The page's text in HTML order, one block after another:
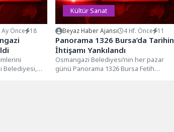
Ay Önce 18
Belediyesi,
Kültür Sanat
Beyaz Haber Ajansı 4 Hf. Önce 11
Panorama 1326 Bursa’da Tarihin
İhtişamı Yankılandı
Osmangazi Belediyesi’nin her pazar
günü Panorama 1326 Bursa Fetih